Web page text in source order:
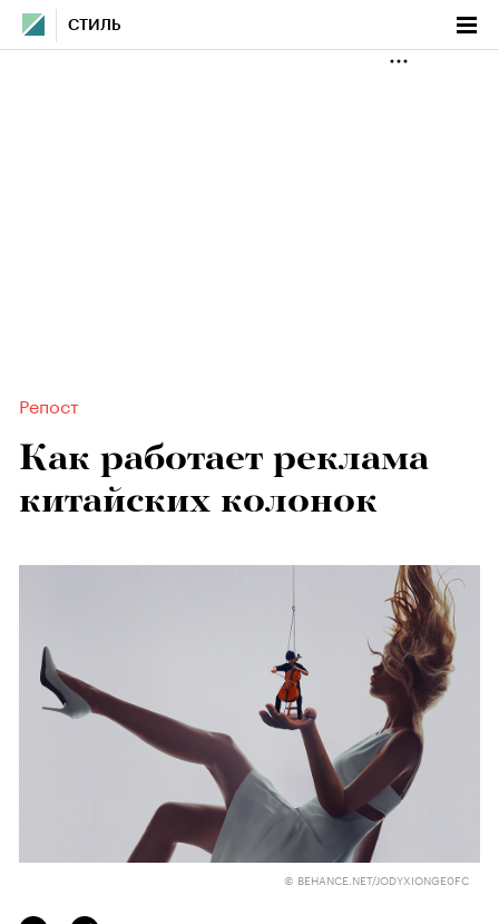
СТИЛЬ
Репост
Как работает реклама
китайских колонок
© BEHANCE.NET/JODYXIONGE0FC